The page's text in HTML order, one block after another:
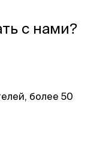
с нами?
более 50